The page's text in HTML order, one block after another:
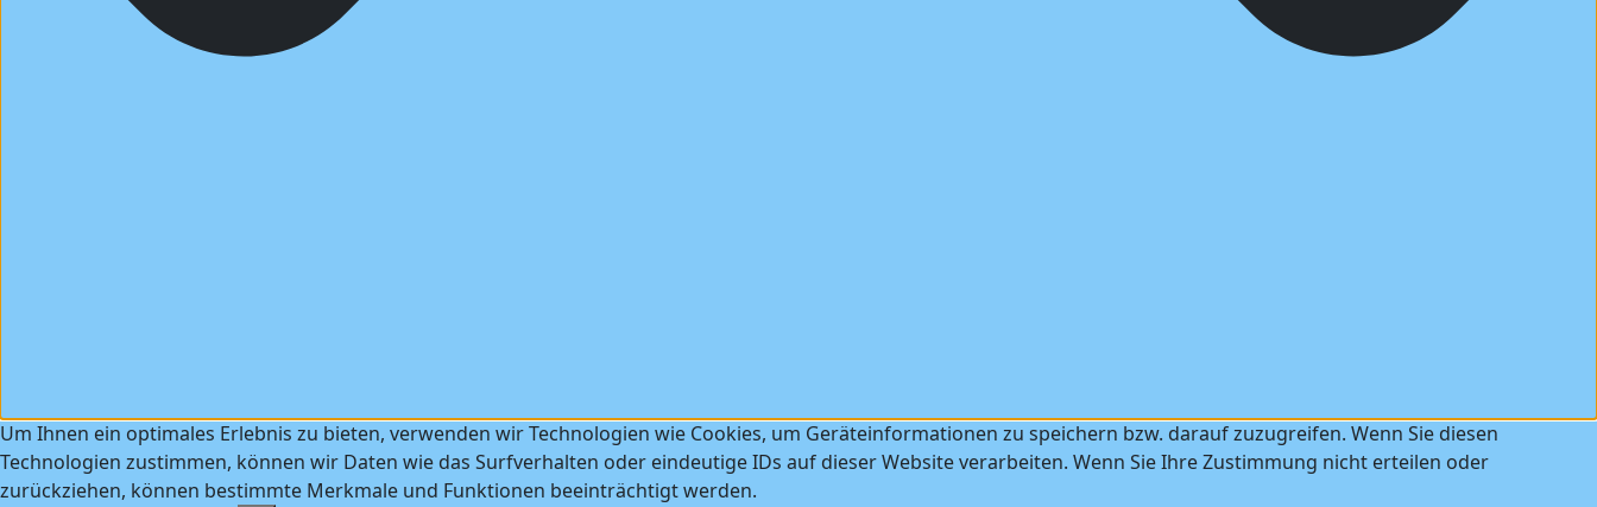
Um Ihnen ein optimales Erlebnis zu bieten, verwenden wir Technologien wie Cookies, um Geräteinformationen zu speichern bzw. darauf zuzugreifen. Wenn Sie diesen
Technologien zustimmen, können wir Daten wie das Surfverhalten oder eindeutige IDs auf dieser Website verarbeiten. Wenn Sie Ihre Zustimmung nicht erteilen oder
zurückziehen, können bestimmte Merkmale und Funktionen beeinträchtigt werden.